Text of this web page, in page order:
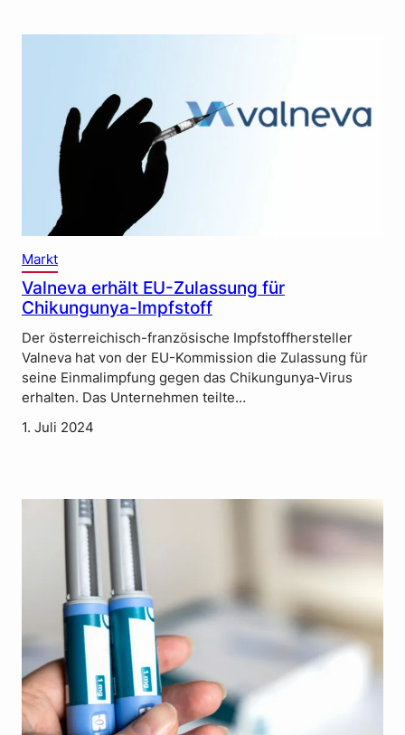
Markt
Valneva erhält EU-Zulassung für
Chikungunya-Impfstoff
Der österreichisch-französische Impfstoffhersteller
Valneva hat von der EU-Kommission die Zulassung für
seine Einmalimpfung gegen das Chikungunya-Virus
erhalten. Das Unternehmen teilte…
1. Juli 2024